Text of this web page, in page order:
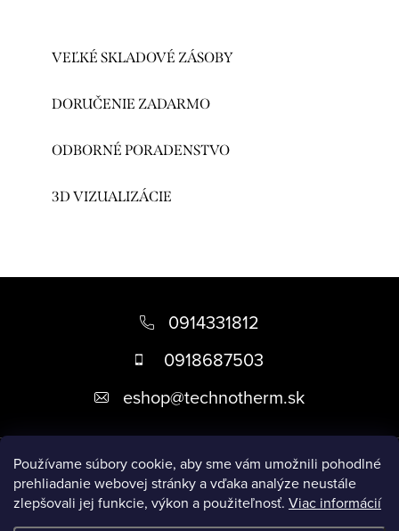
Používame súbory cookie, aby sme vám umožnili pohodlné
prehliadanie webovej stránky a vďaka analýze neustále
zlepšovali jej funkcie, výkon a použiteľnosť. Viac informácií
VEĽKÉ SKLADOVÉ ZÁSOBY
DORUČENIE ZADARMO
ODBORNÉ PORADENSTVO
3D VIZUALIZÁCIE
i
0914331812
0918687503
eshop@technotherm.sk
Informácie
Prijímame online platby